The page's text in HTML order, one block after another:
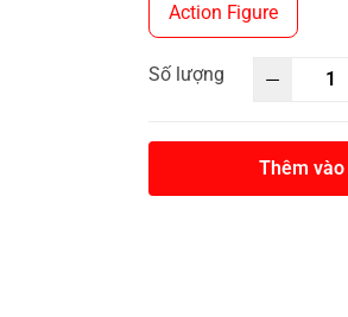
Action Figure
Số lượng
Thêm